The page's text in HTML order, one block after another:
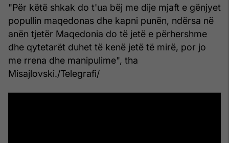
"Për këtë shkak do t'ua bëj me dije mjaft e gënjyet
popullin maqedonas dhe kapni punën, ndërsa në
anën tjetër Maqedonia do të jetë e përhershme
dhe qytetarët duhet të kenë jetë të mirë, por jo
me rrena dhe manipulime", tha
Misajlovski./Telegrafi/